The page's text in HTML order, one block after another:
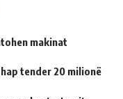
makinat
tender 20 milionë